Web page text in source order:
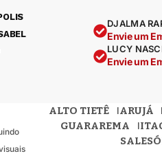
DJALMA
Envie um
LUCY
Envie um
ALTO TIETÊ ARUJÁ
GUARAREMA